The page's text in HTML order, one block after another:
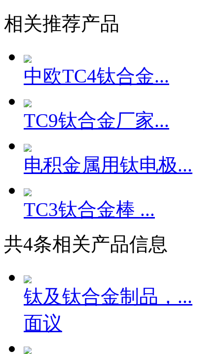
相关推荐产品
中欧TC4钛合金...
TC9钛合金厂家...
电积金属用钛电极...
TC3钛合金棒 ...
共4条相关产品信息
钛及钛合金制品，...
面议